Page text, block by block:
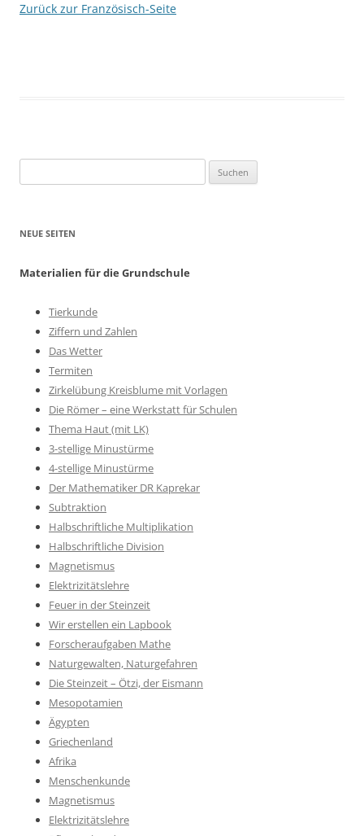
Zurück zur Französisch-Seite
nach:
NEUE SEITEN
Materialien für die Grundschule
Tierkunde
Ziffern und Zahlen
Das Wetter
Termiten
Zirkelübung Kreisblume mit Vorlagen
Die Römer – eine Werkstatt für Schulen
Thema Haut (mit LK)
3-stellige Minustürme
4-stellige Minustürme
Der Mathematiker DR Kaprekar
Subtraktion
Halbschriftliche Multiplikation
Halbschriftliche Division
Magnetismus
Elektrizitätslehre
Feuer in der Steinzeit
Wir erstellen ein Lapbook
Forscheraufgaben Mathe
Naturgewalten, Naturgefahren
Die Steinzeit – Ötzi, der Eismann
Mesopotamien
Ägypten
Griechenland
Afrika
Menschenkunde
Magnetismus
Elektrizitätslehre